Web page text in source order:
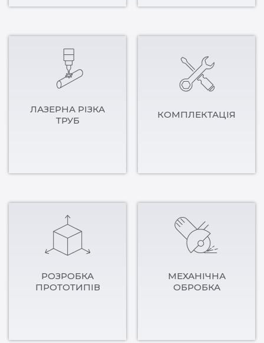
ЛАЗЕРНА РІЗКА
ТРУБ
КОМПЛЕКТАЦІЯ
РОЗРОБКА
ПРОТОТИПІВ
МЕХАНІЧНА
ОБРОБКА